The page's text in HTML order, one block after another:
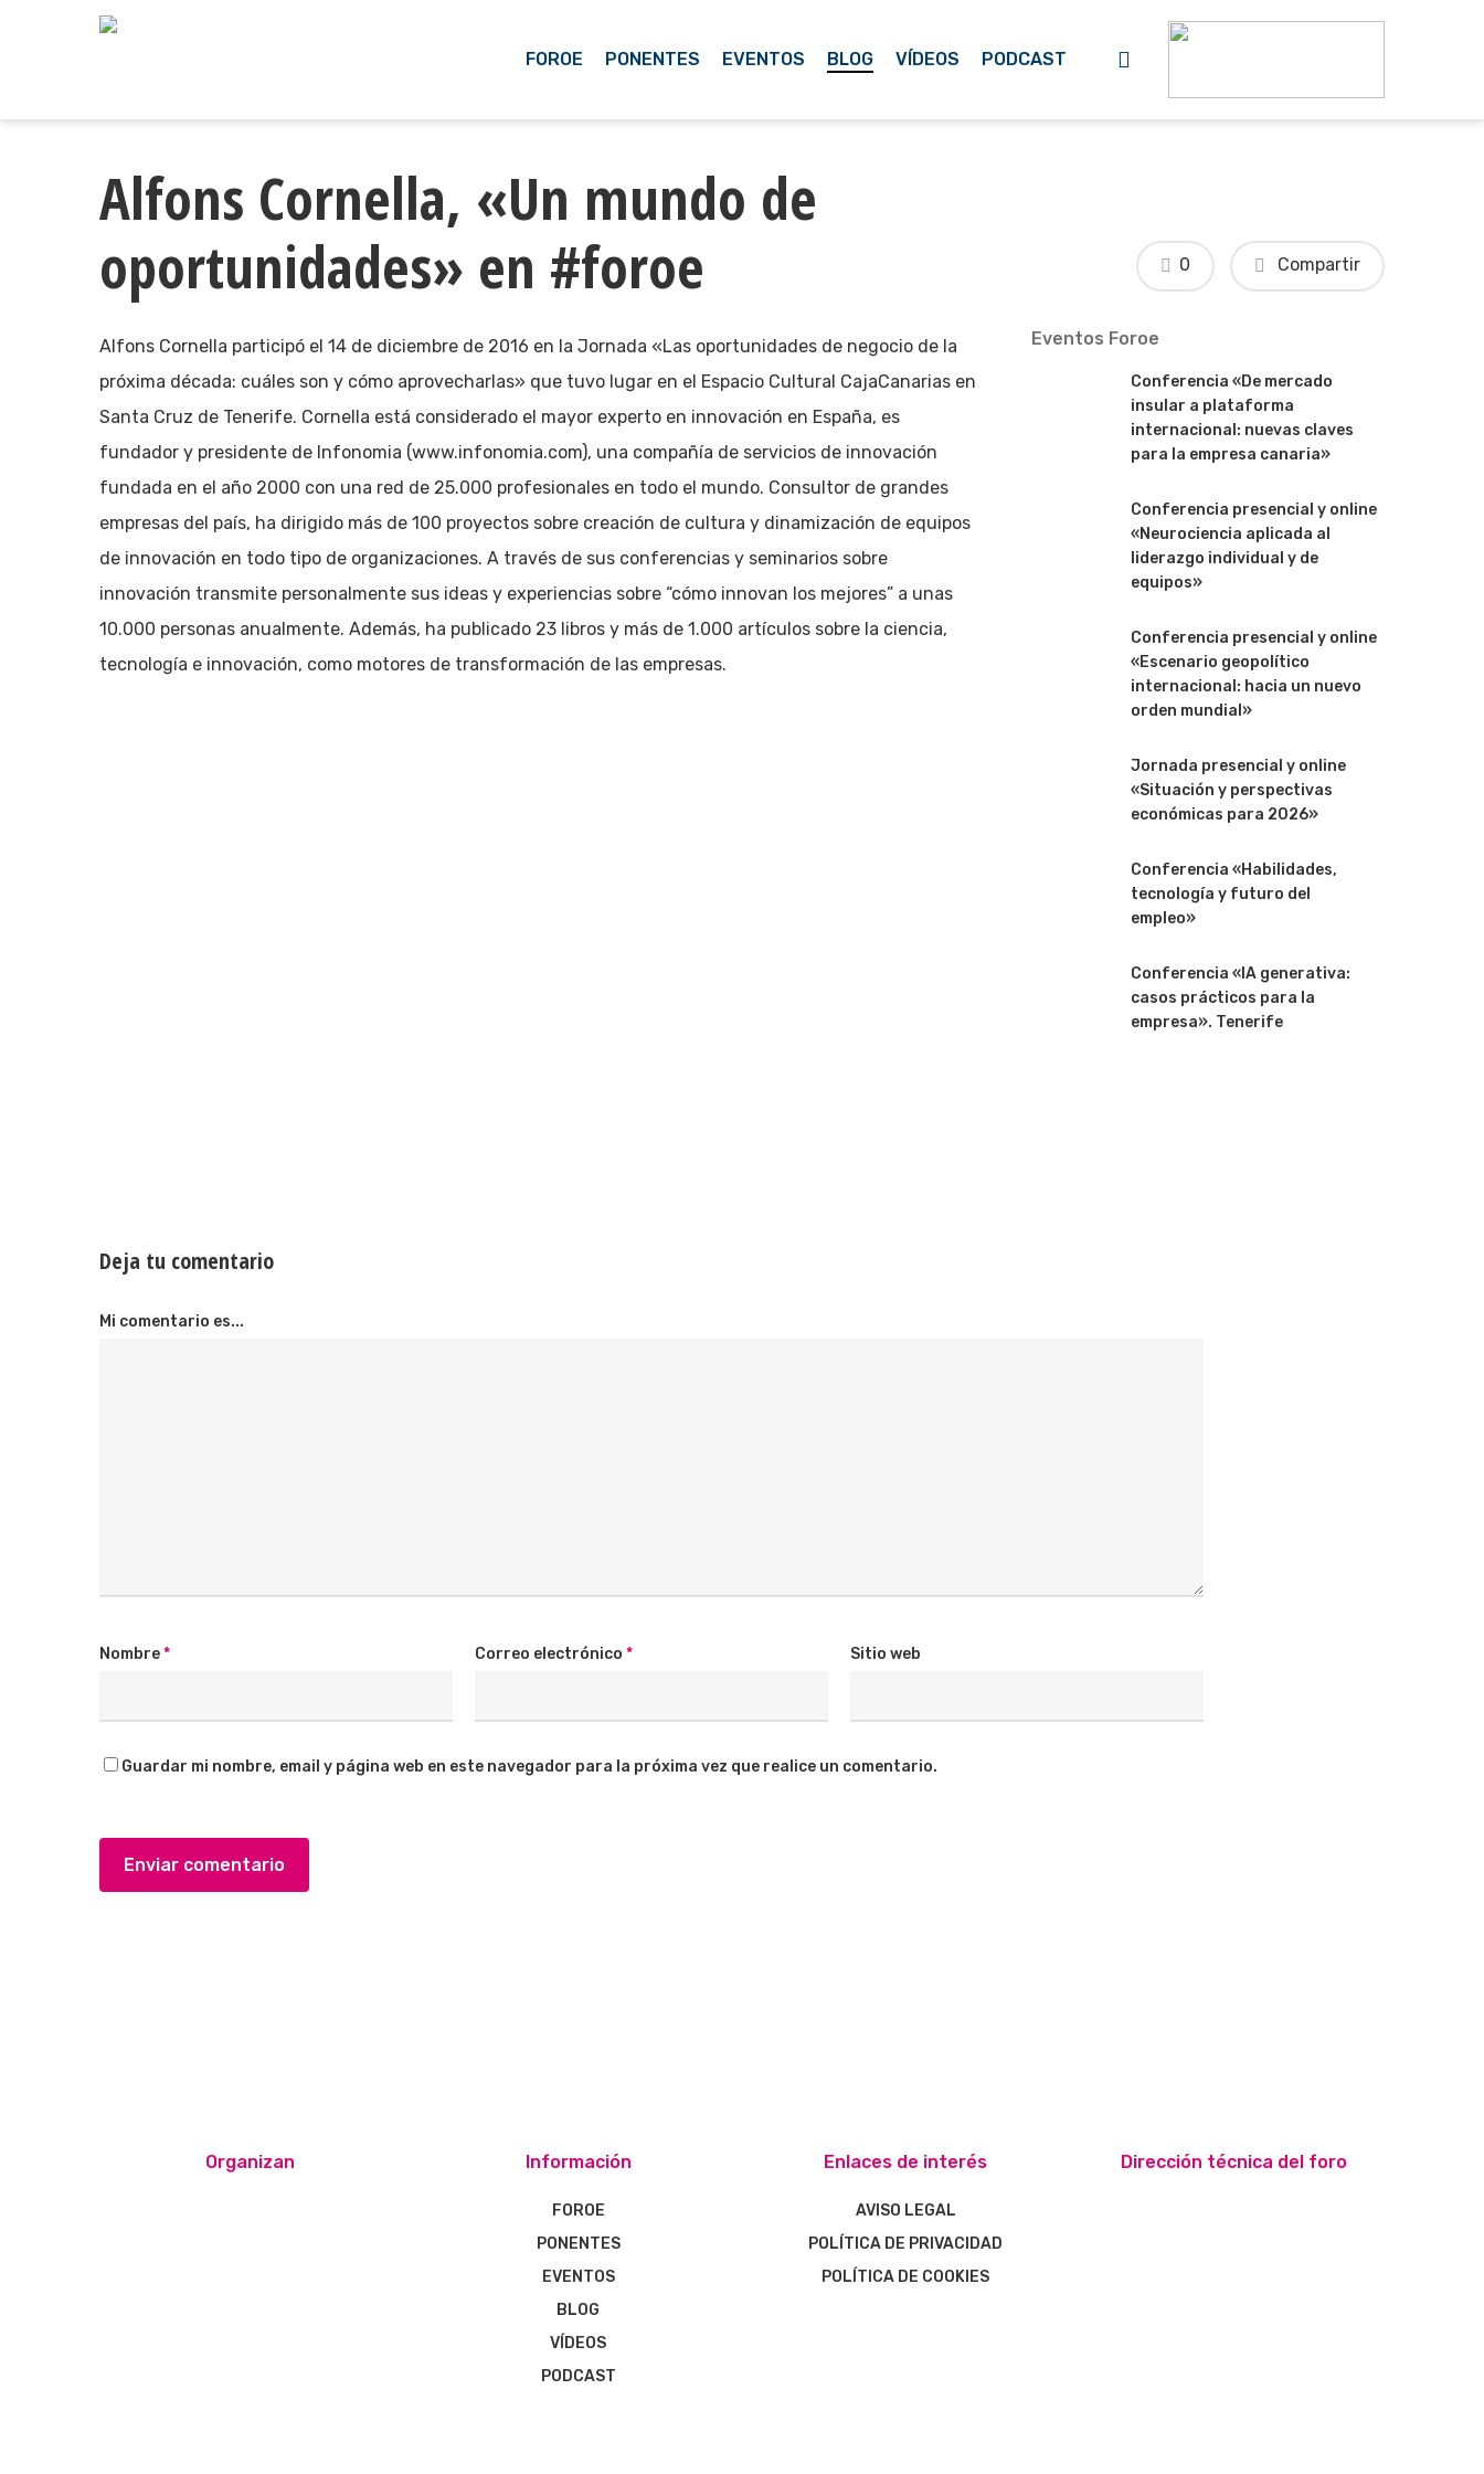
content
Pulsa enter para buscar o ESC para cerrar
FOROE PONENTES EVENTOS BLOG VÍDEOS PODCAST
Alfons Cornella, «Un mundo de
oportunidades» en #foroe
Compartir
0
Alfons Cornella participó el 14 de diciembre de 2016 en la Jornada «Las oportunidades de negocio de la
próxima década: cuáles son y cómo aprovecharlas» que tuvo lugar en el Espacio Cultural CajaCanarias en
Santa Cruz de Tenerife. Cornella está considerado el mayor experto en innovación en España, es
fundador y presidente de Infonomia (www.infonomia.com), una compañía de servicios de innovación
fundada en el año 2000 con una red de 25.000 profesionales en todo el mundo. Consultor de grandes
empresas del país, ha dirigido más de 100 proyectos sobre creación de cultura y dinamización de equipos
de innovación en todo tipo de organizaciones. A través de sus conferencias y seminarios sobre
innovación transmite personalmente sus ideas y experiencias sobre “cómo innovan los mejores” a unas
10.000 personas anualmente. Además, ha publicado 23 libros y más de 1.000 artículos sobre la ciencia,
tecnología e innovación, como motores de transformación de las empresas.
Eventos Foroe
Conferencia «De mercado
insular a plataforma
internacional: nuevas claves
para la empresa canaria»
Conferencia presencial y online
«Neurociencia aplicada al
liderazgo individual y de
equipos»
Conferencia presencial y online
«Escenario geopolítico
internacional: hacia un nuevo
orden mundial»
Jornada presencial y online
«Situación y perspectivas
económicas para 2026»
Conferencia «Habilidades,
tecnología y futuro del
empleo»
Conferencia «IA generativa:
casos prácticos para la
empresa». Tenerife
Deja tu comentario
Mi comentario es...
Nombre* Correo electrónico * Sitio web
Guardar mi nombre, email y página web en este navegador para la próxima vez que realice un comentario.
Organizan Información
FOROE
PONENTES
EVENTOS
BLOG
VÍDEOS
PODCAST
Enlaces de interés
AVISO LEGAL
POLÍTICA DE PRIVACIDAD
POLÍTICA DE COOKIES
Dirección técnica del foro